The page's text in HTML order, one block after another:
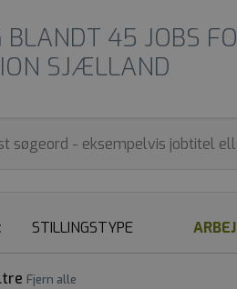
BLANDT 45 JOBS
SJÆLLAND
STILLINGSTYPE
Fjern alle